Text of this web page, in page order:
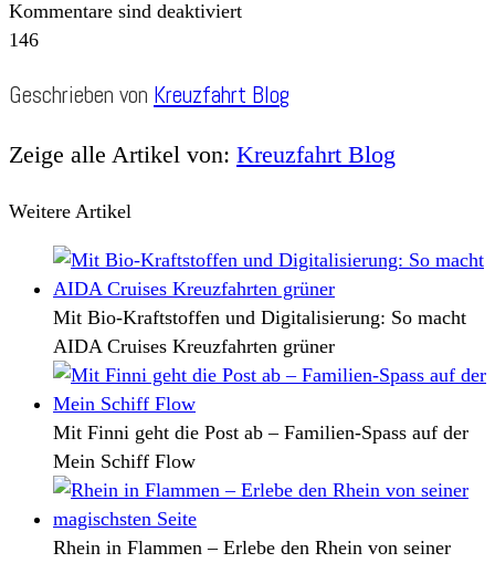
Kommentare sind deaktiviert
146
Geschrieben von Kreuzfahrt Blog
Zeige alle Artikel von: Kreuzfahrt Blog
Weitere Artikel
Mit Bio-Kraftstoffen und Digitalisierung: So macht
AIDA Cruises Kreuzfahrten grüner
Mit Finni geht die Post ab – Familien-Spass auf der
Mein Schiff Flow
Rhein in Flammen – Erlebe den Rhein von seiner